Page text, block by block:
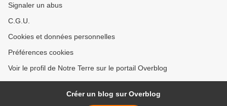
Signaler un abus
C.G.U.
Cookies et données personnelles
Préférences cookies
Voir le profil de Notre Terre sur le portail Overblog
Créer un blog sur Overblog